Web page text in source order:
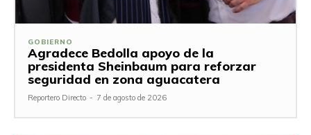
GOBIERNO
Agradece Bedolla apoyo de la
presidenta Sheinbaum para reforzar
seguridad en zona aguacatera
Reportero Directo - 7 de agosto de 2026